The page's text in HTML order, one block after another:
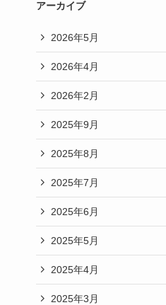
アーカイブ
2026年5月
2026年4月
2026年2月
2025年9月
2025年8月
2025年7月
2025年6月
2025年5月
2025年4月
2025年3月